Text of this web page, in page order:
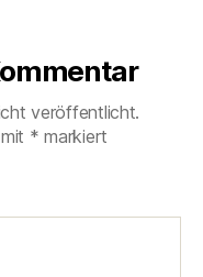
veröffentlicht.
* markiert